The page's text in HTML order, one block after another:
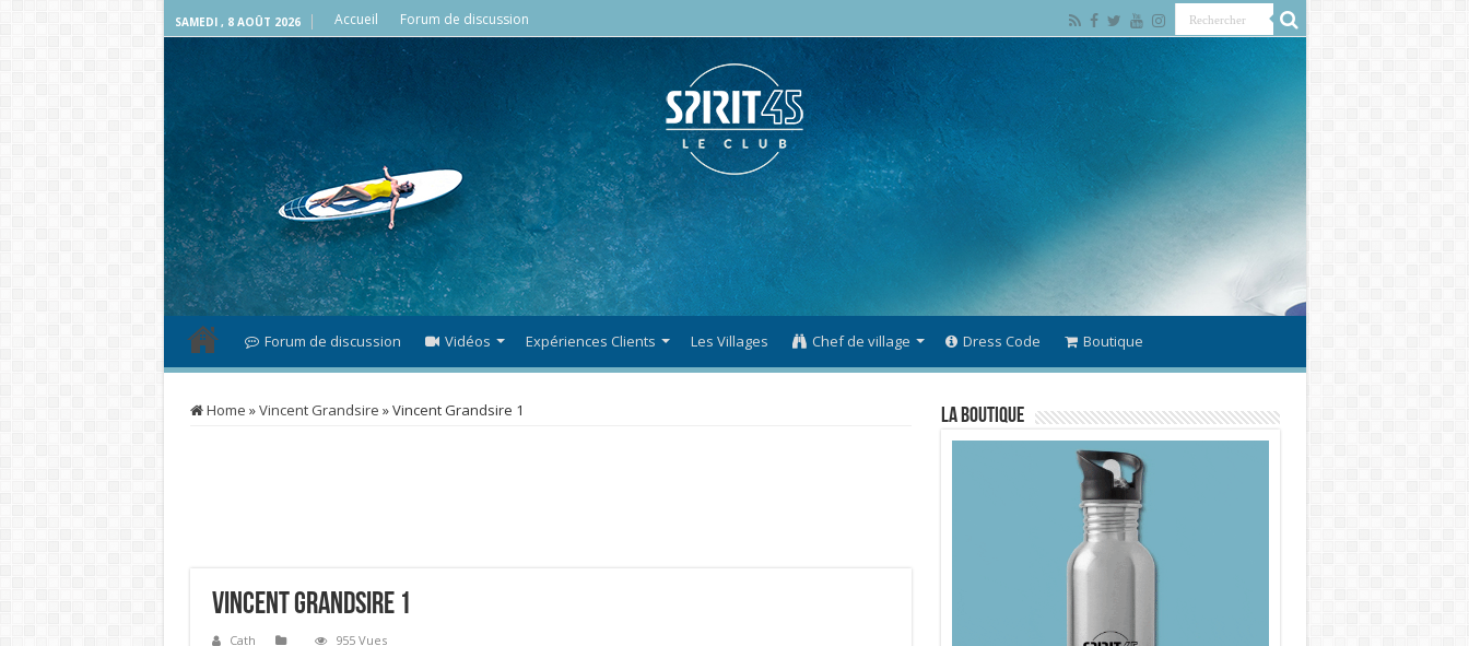
SAMEDI , 8 AOÛT 2026 Accueil Forum de discussion
Forum de discussion Vidéos Expériences Clients Les Villages Chef de village Dress Code Boutique
Home »Vincent Grandsire »Vincent Grandsire 1
Vincent Grandsire 1
Cath 955 Vues
La Boutique